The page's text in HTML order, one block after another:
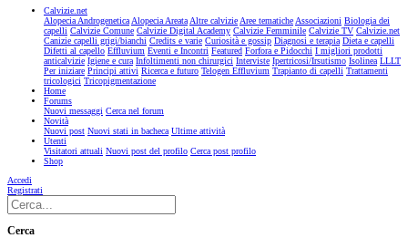
Calvizie.net
Alopecia AndrogeneticaAlopecia AreataAltre calvizieAree tematicheAssociazioni Biologia dei
capelli Calvizie Comune Calvizie Digital Academy Calvizie Femminile Calvizie TV Calvizie.net
Canizie capelli grigi/bianchi Credits e varie Curiosità e gossip Diagnosi e terapia Dieta e capelli
Difetti al capello Effluvium Eventi e Incontri Featured Forfora e Pidocchi I migliori prodotti
anticalvizie Igiene e cura Infoltimenti non chirurgici Interviste Ipertricosi/Irsutismo Isolinea LLLT
Per iniziare Principi attivi Ricerca e futuro Telogen Effluvium Trapianto di capelli Trattamenti
tricologici Tricopigmentazione
Home
Forums
Nuovi messaggi Cerca nel forum
Novità
Nuovi post Nuovi stati in bacheca Ultime attività
Utenti
Visitatori attuali Nuovi post del profilo Cerca post profilo
Shop
Accedi
Registrati
Cerca